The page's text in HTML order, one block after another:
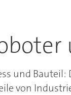
und
von